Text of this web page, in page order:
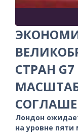
СТРАН
Лондон
на уровне